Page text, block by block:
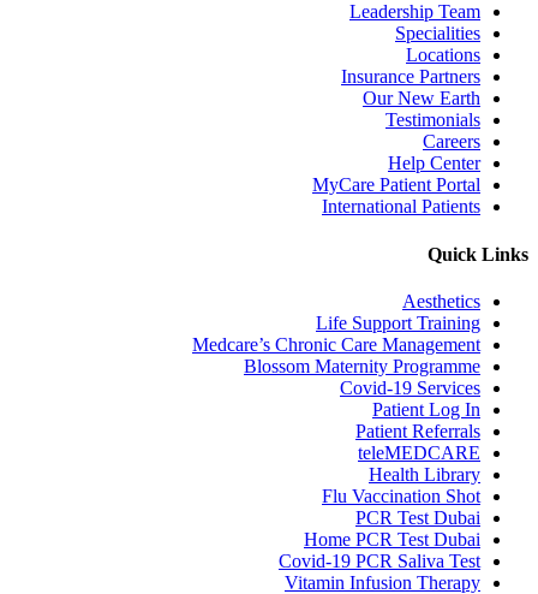
Leadership Team
Specialities
Locations
Insurance Partners
Our New Earth
Testimonials
Careers
Help Center
MyCare Patient Portal
International Patients
Quick Links
Aesthetics
Life Support Training
Medcare’s Chronic Care Management
Blossom Maternity Programme
Covid-19 Services
Patient Log In
Patient Referrals
teleMEDCARE
Health Library
Flu Vaccination Shot
PCR Test Dubai
Home PCR Test Dubai
Covid-19 PCR Saliva Test
Vitamin Infusion Therapy